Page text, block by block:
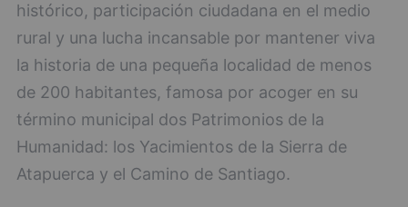
histórico, participación ciudadana en el medio
rural y una lucha incansable por mantener viva
la historia de una pequeña localidad de menos
de 200 habitantes, famosa por acoger en su
término municipal dos Patrimonios de la
Humanidad: los Yacimientos de la Sierra de
Atapuerca y el Camino de Santiago.